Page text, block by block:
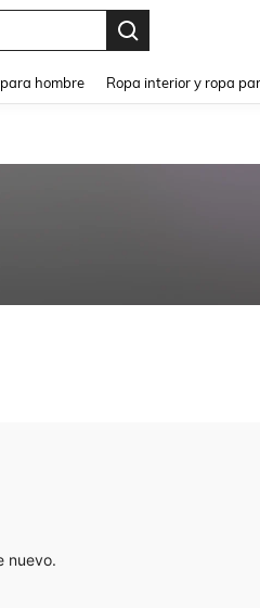
hombre Ropa interior y ropa
nuevo.